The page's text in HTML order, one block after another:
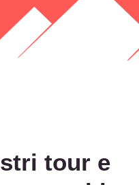
tour e